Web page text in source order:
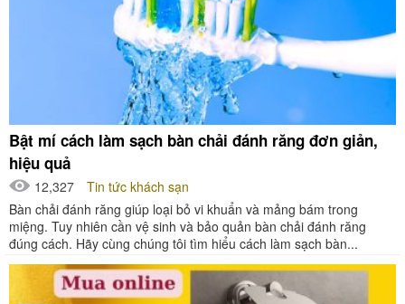
Bật mí cách làm sạch bàn chải đánh răng đơn giản,
hiệu quả
12,327
Tin tức khách sạn
Bàn chải đánh răng giúp loại bỏ vi khuẩn và mảng bám trong
miệng. Tuy nhiên cần vệ sinh và bảo quản bàn chải đánh răng
đúng cách. Hãy cùng chúng tôi tìm hiểu cách làm sạch bàn...